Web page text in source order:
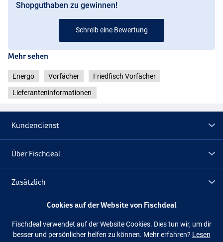
Shopguthaben zu gewinnen!
Schreib eine Bewertung
Mehr sehen
Energo Vorfächer Friedfisch Vorfächer
Lieferanteninformationen
Kundendienst
Über Fischdeal
Zusätzlich
Lagerräumung
Cookies auf der Website von Fischdeal
Fischdeal verwendet auf der Website Cookies. Dies tun wir, um dir
besser und persönlicher helfen zu können. Mehr erfahren? Lesen